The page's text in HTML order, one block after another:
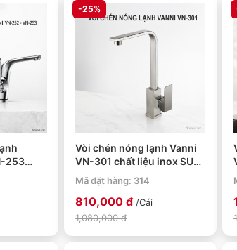
253
mạ
-25%
Vòi chén nóng lạnh Vanni
VN-301 chất liệu inox SUS
304 mạ crome
Mã đặt hàng: 314
810,000 đ/Cái
1,080,000 đ